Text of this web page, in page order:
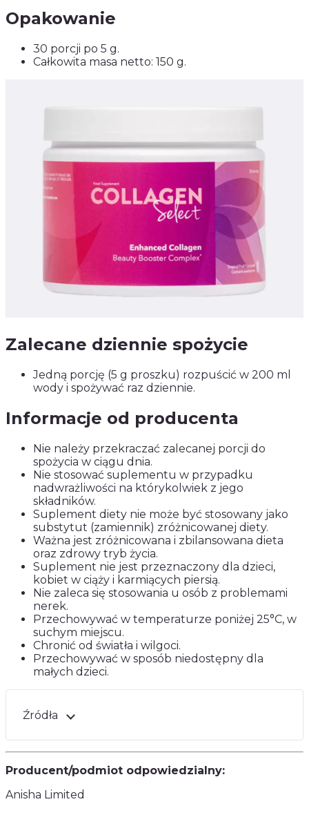
Opakowanie
30 porcji po 5 g.
Całkowita masa netto: 150 g.
Zalecane dziennie spożycie
Jedną porcję (5 g proszku) rozpuścić w 200 ml
wody i spożywać raz dziennie.
Informacje od producenta
Nie należy przekraczać zalecanej porcji do
spożycia w ciągu dnia.
Nie stosować suplementu w przypadku
nadwrażliwości na którykolwiek z jego
składników.
Suplement diety nie może być stosowany jako
substytut (zamiennik) zróżnicowanej diety.
Ważna jest zróżnicowana i zbilansowana dieta
oraz zdrowy tryb życia.
Suplement nie jest przeznaczony dla dzieci,
kobiet w ciąży i karmiących piersią.
Nie zaleca się stosowania u osób z problemami
nerek.
Przechowywać w temperaturze poniżej 25°C, w
suchym miejscu.
Chronić od światła i wilgoci.
Przechowywać w sposób niedostępny dla
małych dzieci.
Źródła
Producent/podmiot odpowiedzialny:
Anisha Limited